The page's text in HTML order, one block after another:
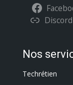
Discord
Nos
Techrétien